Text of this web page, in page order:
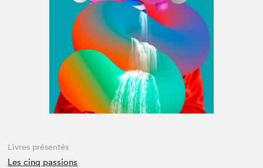
Espace médias
Livres présentés
Les cinq passions